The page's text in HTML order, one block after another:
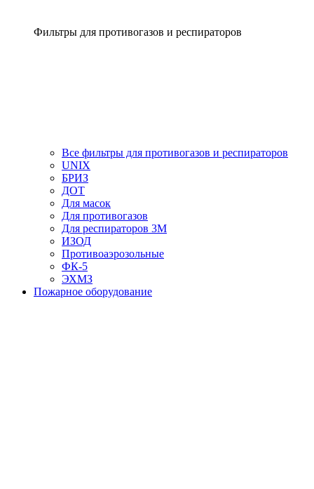
Фильтры для противогазов и респираторов
Все фильтры для противогазов и респираторов
UNIX
БРИЗ
ДОТ
Для масок
Для противогазов
Для респираторов 3М
ИЗОД
Противоаэрозольные
ФК-5
ЭХМЗ
Пожарное оборудование